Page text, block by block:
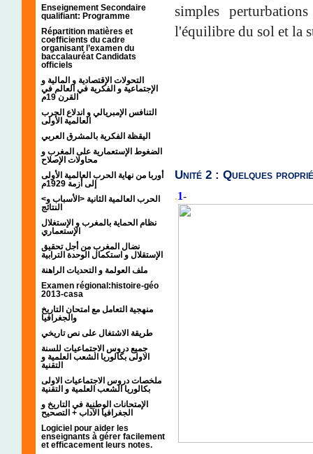
Enseignement Secondaire
qualifiant: Programme
Répartition matières et
coefficients du cadre
organisant l’examen du
baccalauréat Candidats
officiels
التحولات الإقتصادية و المالية و
الإجتماعية و الفكرية في العالم في
القرن 19م
التنافس الإمبريالي و اندلاع الحرب
العالمية الأولى
اليقظة الفكرية بالمشرق العربي
الضغوط الإستعمارية على المغرب و
محاولات الإصلاح
أوربا من نهاية الحرب العالمية الأولى
إلى أزمة 1929م
<الحرب العالمية الثانية <الأسباب و
النتائج
نظام الحماية بالمغرب و الإستغلال
الإستعماري
نضال المغرب من أجل تحقيق
الإستقلال و استكمال الوحدة الترابية
ملف العولمة و التحديات الراهنة
Examen régional:histoire-géo
2013-casa
منهجية التعامل مع امتحان التاريخ
والجغرافيا
طريقة الاشتغال على نص تاريخي
جميع دروس الاجتماعيات للسنة
الاولى بكالوريا الشعب العلمية و
التقنية
ملخصات دروس الاجتماعيات الاولى
بكالوريا الشعب العلمية و التقنية
الإمتحانات الوطنية في التاريخ و
الجغرافيا الآداب + التصحيح
Logiciel pour aider les
enseignants à gérer facilement
et efficacement leurs notes.
simples
l'équilibre du sol et la
Unité 2 : Quelques
.1-